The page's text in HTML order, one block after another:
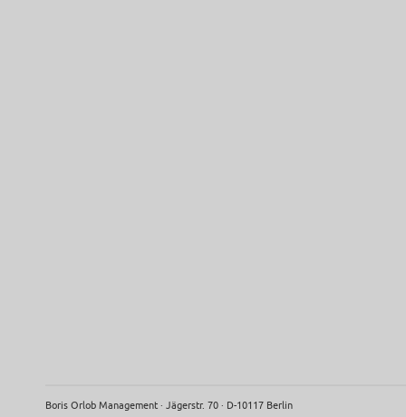
Boris Orlob Management · Jägerstr. 70 · D-10117 Berlin